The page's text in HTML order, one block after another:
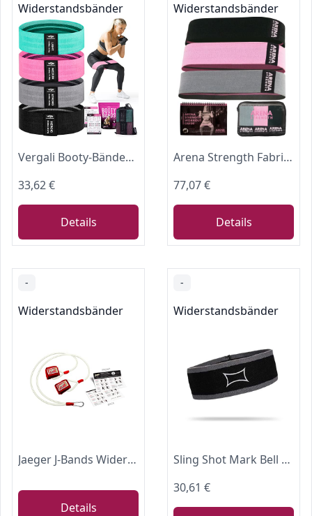
Widerstandsbänder
Vergali Booty-Bänder aus Stoff für GesäÃŸ und Beine von Damen Set mit vier rutschfesten, Workout-resistenten
33,62 €
Details
Widerstandsbänder
Arena Strength Fabric Booty Bands - Stoff-Übungsbänder für Beine und Hintern | Stoff-Widerstandsbänder | Hüft-Widerstandsbänder Set von 3 mit Workout-Guide und Tragetasche
77,07 €
Details
-
Widerstandsbänder
Jaeger J-Bands Widerstandsbänder für Pitchers Baseball & Softball Pitching Trainer und Armtrainer Pitchingbänder zum Werfen Trainingsgeräte mit laminierter Anleitung
Details
-
Widerstandsbänder
Sling Shot Mark Bell Hip Circle Resistance Bands for Exercising (Level 2)
30,61 €